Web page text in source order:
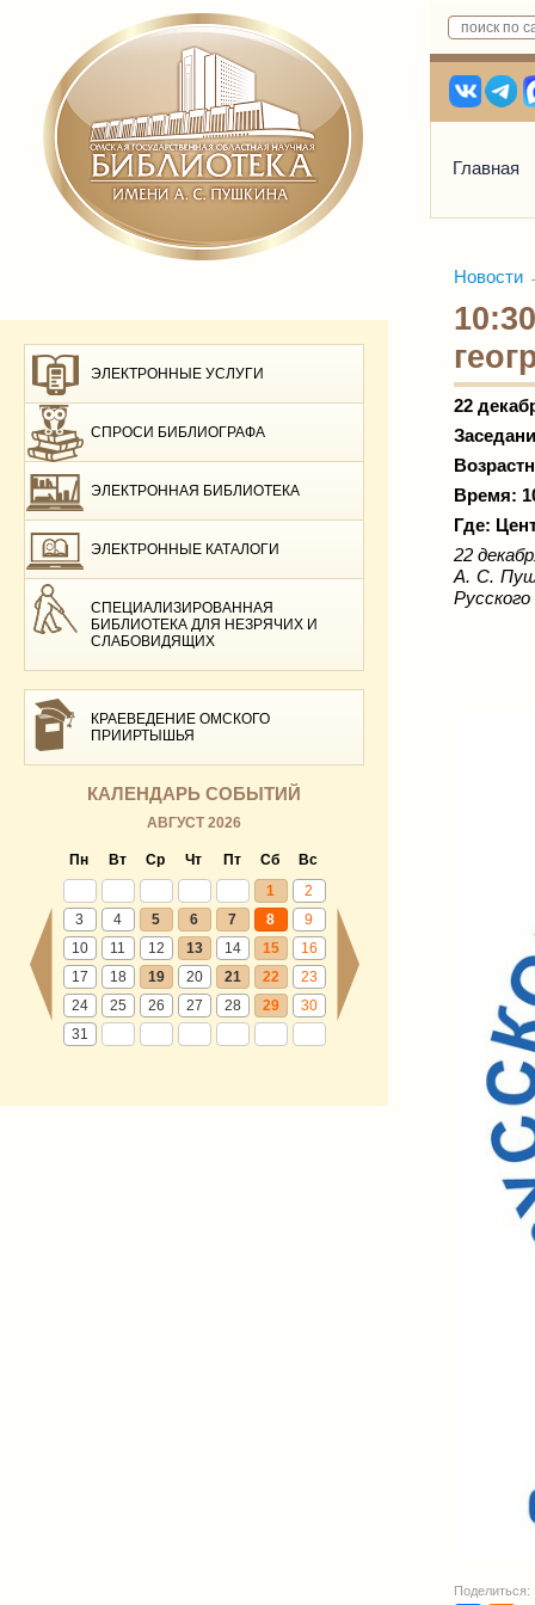
Главная
ЭЛЕКТРОННЫЕ УСЛУГИ
СПРОСИ БИБЛИОГРАФА
ЭЛЕКТРОННАЯ БИБЛИОТЕКА
ЭЛЕКТРОННЫЕ КАТАЛОГИ
СПЕЦИАЛИЗИРОВАННАЯ
БИБЛИОТЕКА ДЛЯ НЕЗРЯЧИХ И
СЛАБОВИДЯЩИХ
КРАЕВЕДЕНИЕ ОМСКОГО
ПРИИРТЫШЬЯ
КАЛЕНДАРЬ СОБЫТИЙ
АВГУСТ 2026
Пн Вт Ср Чт Пт Сб
Вс
1
2
3
4 5 6 7 8
9
10
11 12 13 14 15
16
17
18 19 20 21 22
23
24
25 26 27 28 29
30
31
Новости
22
Время:
Где:
22
А. С.
Поделиться: